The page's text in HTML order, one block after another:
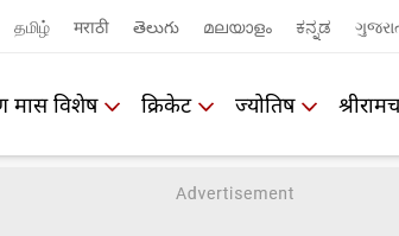
தமிழ் मराठी తెలుగు മലയാളം ಕನ್ನಡ
मास विशेष क्रिकेट ज्योतिष